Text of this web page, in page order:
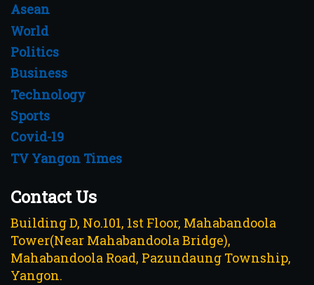
Asean
World
Politics
Business
Technology
Sports
Covid-19
TV Yangon Times
Contact Us
Building D, No.101, 1st Floor, Mahabandoola
Tower(Near Mahabandoola Bridge),
Mahabandoola Road, Pazundaung Township,
Yangon.